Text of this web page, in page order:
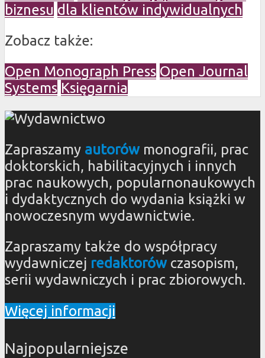
biznesu dla klientów indywidualnych
Zobacz także:
Open Monograph Press Open Journal
Systems Księgarnia
Zapraszamy autorówmonografii, prac
doktorskich, habilitacyjnych i innych
prac naukowych, popularnonaukowych
i dydaktycznych do wydania książki w
nowoczesnym wydawnictwie.
Zapraszamy także do współpracy
wydawniczej redaktorówczasopism,
serii wydawniczych i prac zbiorowych.
Więcej informacji
Najpopularniejsze